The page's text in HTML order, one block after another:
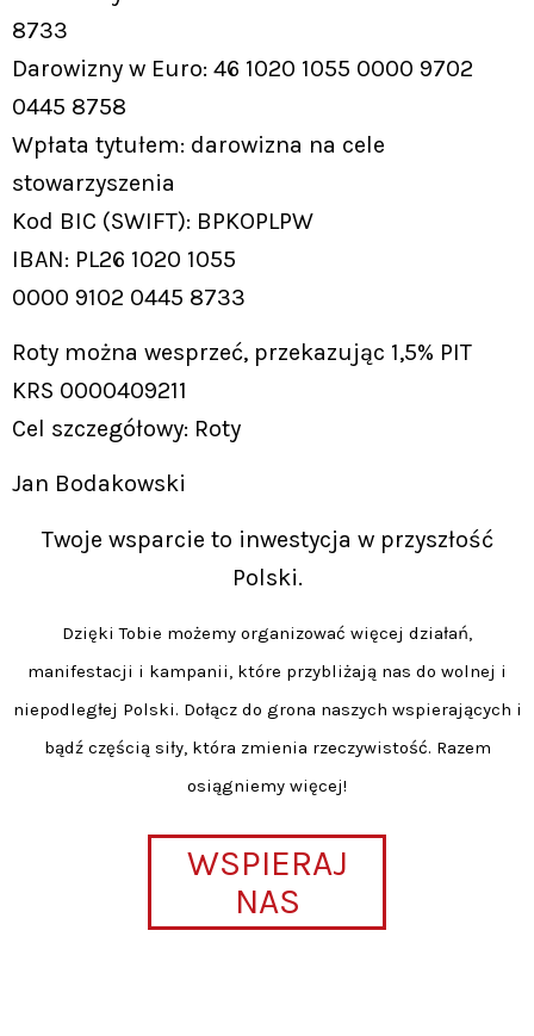
8733
Darowizny w Euro: 46 1020 1055 0000 9702
0445 8758
Wpłata tytułem: darowizna na cele
stowarzyszenia
Kod BIC (SWIFT): BPKOPLPW
IBAN: PL26 1020 1055
0000 9102 0445 8733
Roty można wesprzeć, przekazując 1,5% PIT
KRS 0000409211
Cel szczegółowy: Roty
Jan Bodakowski
Twoje wsparcie to inwestycja w przyszłość
Polski.
Dzięki Tobie możemy organizować więcej działań,
manifestacji i kampanii, które przybliżają nas do wolnej i
niepodległej Polski. Dołącz do grona naszych wspierających i
bądź częścią siły, która zmienia rzeczywistość. Razem
osiągniemy więcej!
WSPIERAJ
NAS